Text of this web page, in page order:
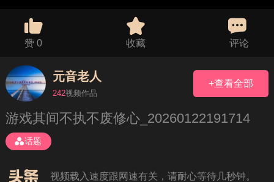
赞0 收藏 评论
元音老人
242视频作品
+查看全部
游戏其间不执不废修心_20260122191714
话题
员后台提交申请
如果无法播放请重新刷新页面，或者切换线路。
视频载入速度跟网速有关，请耐心等待几秒钟。